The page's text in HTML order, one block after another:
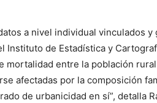
a nivel individual vinculados
Instituto de Estadística y
mortalidad entre la población
afectadas por la composición
de urbanicidad en sí”, detalla